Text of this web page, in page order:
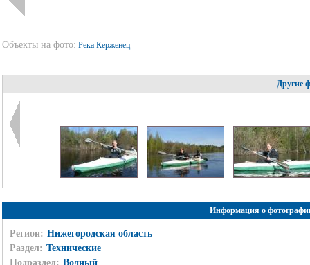
Объекты на фото: Река Керженец
Другие
Информация о
Регион: Нижегородская область
Раздел: Технические
Подраздел: Водный